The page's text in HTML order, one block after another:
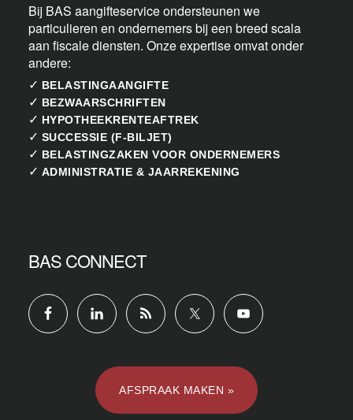
Bij BAS aangifteservice ondersteunen we
particulieren en ondernemers bij een breed scala
aan fiscale diensten. Onze expertise omvat onder
andere:
✓ BELASTINGAANGIFTE
✓ BEZWAARSCHRIFTEN
✓ HYPOTHEEKRENTEAFTREK
✓ SUCCESSIE (F-BILJET)
✓ BELASTINGZAKEN VOOR ONDERNEMERS
✓ ADMINISTRATIE & JAARREKENING
BAS CONNECT
AFSPRAAK MAKEN »